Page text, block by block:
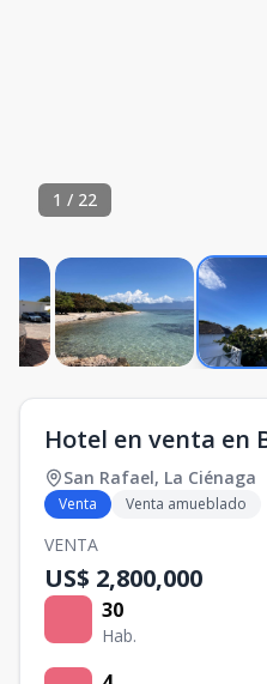
1 / 22
Hotel en venta en
San Rafael, La Ciénaga
Venta Venta amueblado
VENTA
US$ 2,800,000
30
Hab.